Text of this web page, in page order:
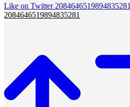
Like on Twitter 2084646519894835281
2084646519894835281